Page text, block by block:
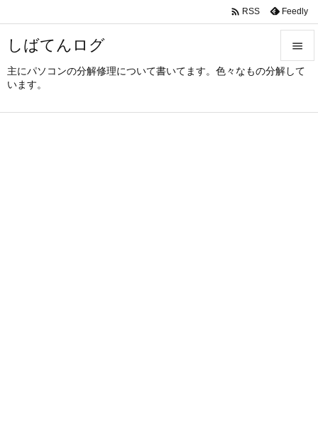
しばてんログ
主にパソコンの分解修理について書いてます。色々なもの分解して
います。



 RSS Feedly